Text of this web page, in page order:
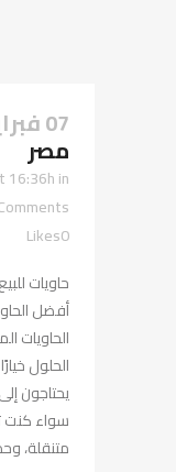
07 فبراير
مصر
16:36hin
0
Likes
حاويات
أفضل
الحاويات
الحلول
يحتاجون
سواء كنت
متنقلة،